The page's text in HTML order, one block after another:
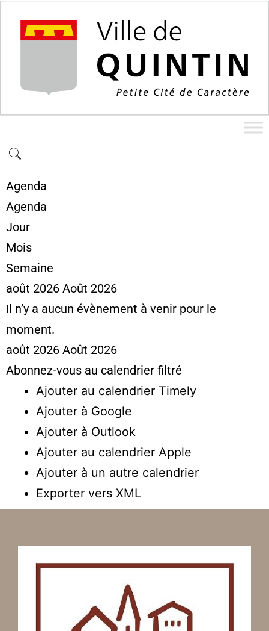
Agenda
Agenda
Jour
Mois
Semaine
août 2026 Août 2026
Il n’y a aucun évènement à venir pour le
moment.
août 2026 Août 2026
Abonnez-vous au calendrier filtré
Ajouter au calendrier Timely
Ajouter à Google
Ajouter à Outlook
Ajouter au calendrier Apple
Ajouter à un autre calendrier
Exporter vers XML